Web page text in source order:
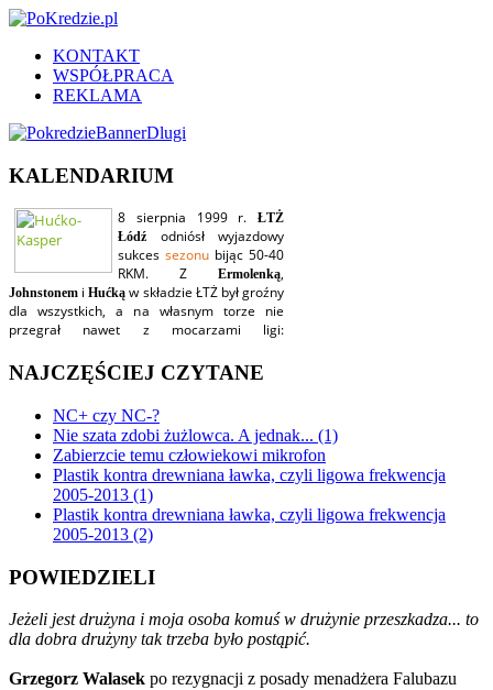
KONTAKT
WSPÓŁPRACA
REKLAMA
KALENDARIUM
NAJCZĘŚCIEJ CZYTANE
NC+ czy NC-?
Nie szata zdobi żużlowca. A jednak... (1)
Zabierzcie temu człowiekowi mikrofon
Plastik kontra drewniana ławka, czyli ligowa frekwencja
2005-2013 (1)
Plastik kontra drewniana ławka, czyli ligowa frekwencja
2005-2013 (2)
POWIEDZIELI
Jeżeli jest drużyna i moja osoba komuś w drużynie przeszkadza... to
dla dobra drużyny tak trzeba było postąpić.
Grzegorz Walasek po rezygnacji z posady menadżera Falubazu